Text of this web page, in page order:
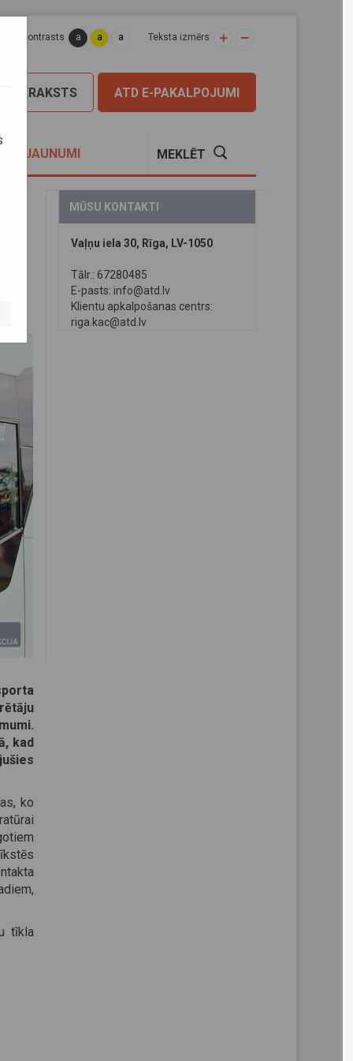
Lapas kontrasts a a a Teksta izmērs
ATD E-PAKALPOJUMI
PIERAKSTS
JAUNUMI MEKLĒT
kad
ko
tīkla
MŪSU KONTAKTI
Vaļņu iela 30, Rīga, LV-1050
Tālr.: 67280485
E-pasts: info@atd.lv
Klientu apkalpošanas centrs:
riga.kac@atd.lv